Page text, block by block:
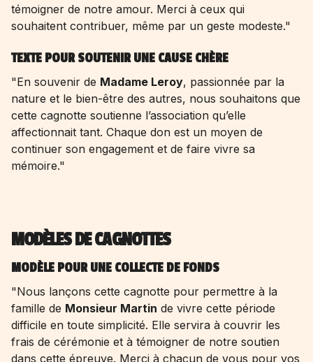
témoigner de notre amour. Merci à ceux qui
souhaitent contribuer, même par un geste modeste."
TEXTE POUR SOUTENIR UNE CAUSE CHÈRE
"En souvenir de Madame Leroy, passionnée par la
nature et le bien-être des autres, nous souhaitons que
cette cagnotte soutienne l’association qu’elle
affectionnait tant. Chaque don est un moyen de
continuer son engagement et de faire vivre sa
mémoire."
MODÈLES DE CAGNOTTES
MODÈLE POUR UNE COLLECTE DE FONDS
"Nous lançons cette cagnotte pour permettre à la
famille de Monsieur Martin de vivre cette période
difficile en toute simplicité. Elle servira à couvrir les
frais de cérémonie et à témoigner de notre soutien
dans cette épreuve. Merci à chacun de vous pour vos